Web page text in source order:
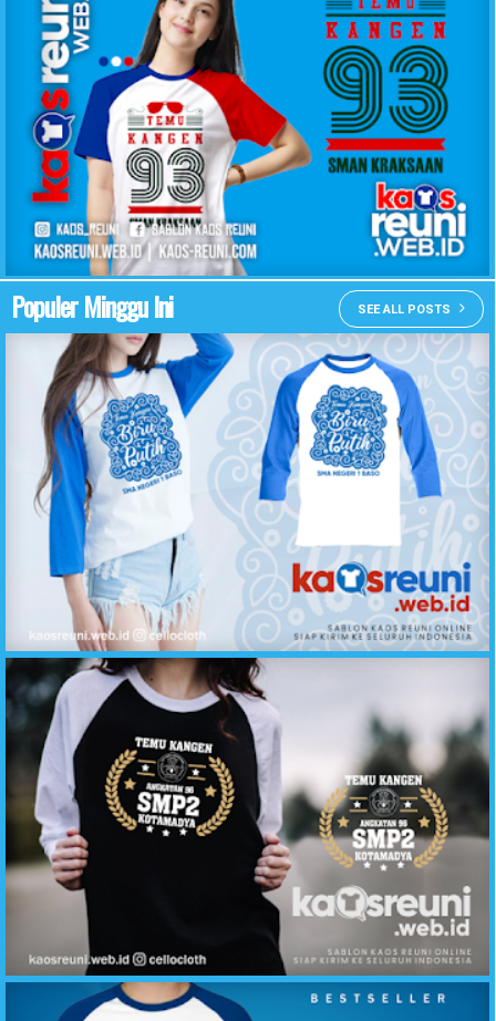
KAOS REUNI SMAN KRAKSAAN
Populer Minggu Ini SEE ALL POSTS
Desain Kaos Reuni Temu Kangen Biru Putih SMA Negeri 1 Baso - Kaos Reuni